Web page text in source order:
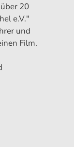
20
e.V."
und
Film.